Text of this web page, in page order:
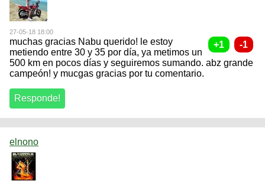
27-05-18 18:00
muchas gracias Nabu querido! le estoy
metiendo entre 30 y 35 por día, ya metimos un
500 km en pocos días y seguiremos sumando. abz grande
campeón! y mucgas gracias por tu comentario.
elnono